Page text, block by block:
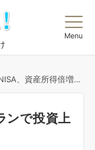
Menu
産所得倍増プランで投資上限引上げ
ンで投資上